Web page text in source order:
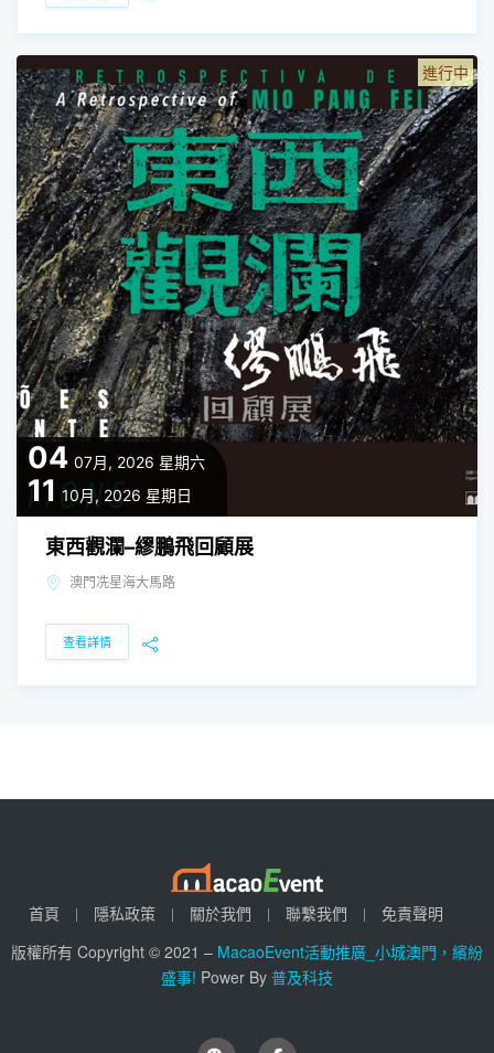
04 07月, 2026 星期六
11 10月, 2026 星期日
進行中
東西觀瀾–繆鵬飛回顧展
澳門冼星海大馬路
查看詳情
首頁 隱私政策 關於我們 聯繫我們
免責聲明
版權所有 Copyright © 2021 – MacaoEvent活動推廣_小城澳門，繽紛
盛事! Power By 普及科技